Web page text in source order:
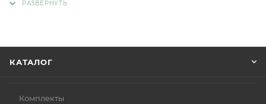
КАТАЛОГ
Комплекты